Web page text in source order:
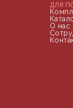
ДЛЯ
О нас